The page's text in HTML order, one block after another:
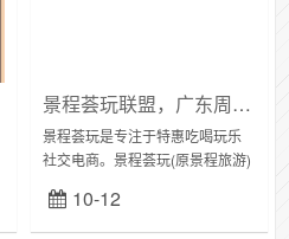
景程荟玩联盟，广东周边游就用景程荟玩
景程荟玩是专注于特惠吃喝玩乐
社交电商。景程荟玩(原景程旅游)
限公司旗下的生活旅游资源和自
媒体优势重新构建的“互联网+生活
10-12